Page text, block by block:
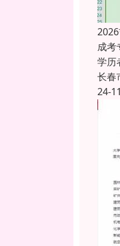
成考
学历
长春
24-